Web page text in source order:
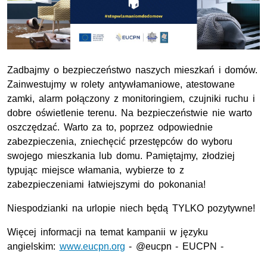
Zadbajmy o bezpieczeństwo naszych mieszkań i domów.
Zainwestujmy w rolety antywłamaniowe, atestowane
zamki, alarm połączony z monitoringiem, czujniki ruchu i
dobre oświetlenie terenu. Na bezpieczeństwie nie warto
oszczędzać. Warto za to, poprzez odpowiednie
zabezpieczenia, zniechęcić przestępców do wyboru
swojego mieszkania lub domu. Pamiętajmy, złodziej
typując miejsce włamania, wybierze to z
zabezpieczeniami łatwiejszymi do pokonania!
Niespodzianki na urlopie niech będą TYLKO pozytywne!
Więcej informacji na temat kampanii w języku
angielskim: www.eucpn.org - @eucpn - EUCPN -